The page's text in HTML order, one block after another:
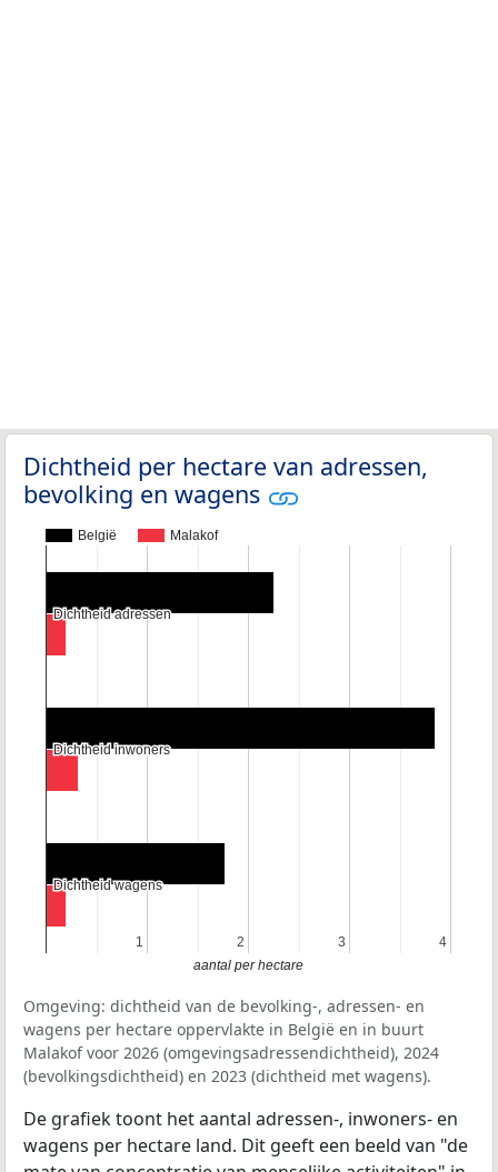
Dichtheid per hectare van adressen,
bevolking en wagens
België Malakof
1
1 2
2 3
3 4
4
Dichtheid adressen
Dichtheid adressen
Dichtheid inwoners
Dichtheid inwoners
Dichtheid wagens
Dichtheid wagens
aantal per hectare
Omgeving: dichtheid van de bevolking-, adressen- en
wagens per hectare oppervlakte in België en in buurt
Malakof voor 2026 (omgevingsadressendichtheid), 2024
(bevolkingsdichtheid) en 2023 (dichtheid met wagens).
De grafiek toont het aantal adressen-, inwoners- en
wagens per hectare land. Dit geeft een beeld van "de